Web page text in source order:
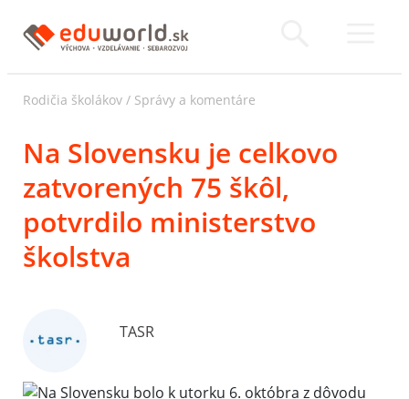
Rodičia školákov / Správy a komentáre
Na Slovensku je celkovo
zatvorených 75 škôl,
potvrdilo ministerstvo
školstva
TASR